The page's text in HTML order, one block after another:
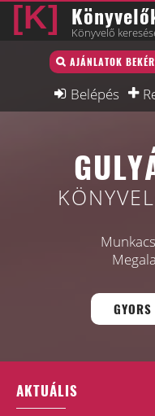
Könyvelő
AJÁNLATOK
Belépés
Könyvelő lista
Könyvelési munkák
AKTUÁLIS